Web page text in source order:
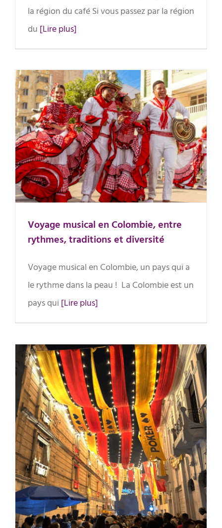
la région du café Si vous passez par la région
du [Lire plus]
Voyage musical en Colombie,
entre rythmes, traditions et
diversité
Voyage musical en Colombie, entre
rythmes, traditions et diversité
Voyage musical en Colombie, un pays qui a
le rythme dans la peau ! La Colombie est un
pays qui [Lire plus]
Cali, la capitale de la salsa